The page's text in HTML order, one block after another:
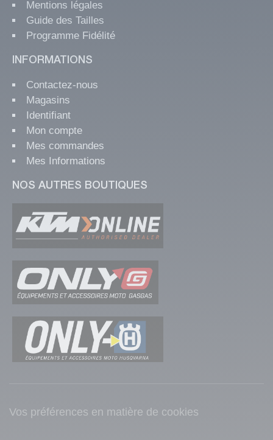
Mentions légales
Guide des Tailles
Programme Fidélité
INFORMATIONS
Contactez-nous
Magasins
Identifiant
Mon compte
Mes commandes
Mes Informations
NOS AUTRES BOUTIQUES
Vos préférences en matière de cookies